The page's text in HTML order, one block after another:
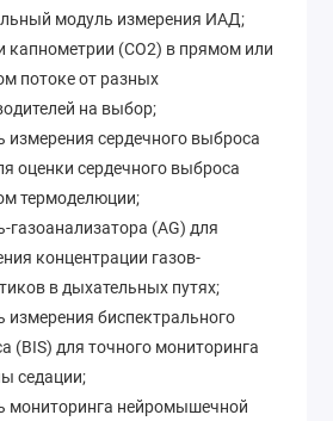
модуль измерения ИАД;
капнометрии (CO2) в прямом или
потоке от разных
на выбор;
измерения сердечного выброса
оценки сердечного выброса
термоделюции;
газоанализатора (AG) для
концентрации газов-
в дыхательных путях;
измерения биспектрального
(BIS) для точного мониторинга
седации;
мониторинга нейромышечной